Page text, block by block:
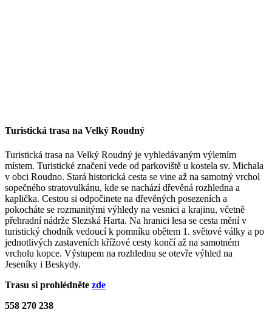
Turistická trasa na Velký Roudný
Turistická trasa na Velký Roudný je vyhledávaným výletním
místem. Turistické značení vede od parkoviště u kostela sv. Michala
v obci Roudno. Stará historická cesta se vine až na samotný vrchol
sopečného stratovulkánu, kde se nachází dřevěná rozhledna a
kaplička. Cestou si odpočinete na dřevěných posezeních a
pokocháte se rozmanitými výhledy na vesnici a krajinu, včetně
přehradní nádrže Slezská Harta. Na hranici lesa se cesta mění v
turistický chodník vedoucí k pomníku obětem 1. světové války a po
jednotlivých zastaveních křížové cesty končí až na samotném
vrcholu kopce. Výstupem na rozhlednu se otevře výhled na
Jeseníky i Beskydy.
Trasu si prohlédněte zde
558 270 238